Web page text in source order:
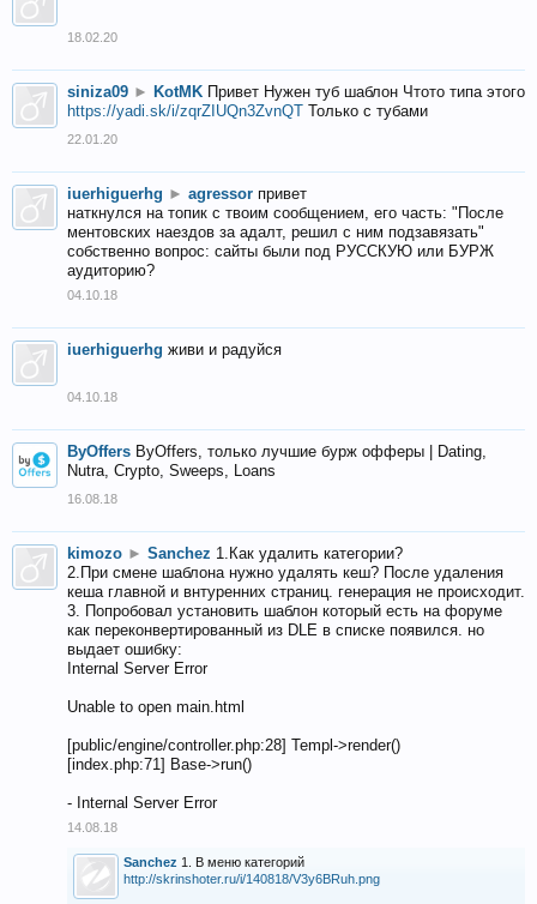
18.02.20
siniza09 ► KotMK Привет Нужен туб шаблон Чтото типа этого
https://yadi.sk/i/zqrZIUQn3ZvnQT Только с тубами
22.01.20
iuerhiguerhg ► agressor привет
наткнулся на топик с твоим сообщением, его часть: "После
ментовских наездов за адалт, решил с ним подзавязать"
собственно вопрос: сайты были под РУССКУЮ или БУРЖ
аудиторию?
04.10.18
iuerhiguerhg живи и радуйся
04.10.18
ByOffers ByOffers, только лучшие бурж офферы | Dating,
Nutra, Crypto, Sweeps, Loans
16.08.18
kimozo ► Sanchez 1.Как удалить категории?
2.При смене шаблона нужно удалять кеш? После удаления
кеша главной и внтуренних страниц. генерация не происходит.
3. Попробовал установить шаблон который есть на форуме
как переконвертированный из DLE в списке появился. но
выдает ошибку:
Internal Server Error
Unable to open main.html
[public/engine/controller.php:28] Templ->render()
[index.php:71] Base->run()
- Internal Server Error
14.08.18
Sanchez 1. В меню категорий
http://skrinshoter.ru/i/140818/V3y6BRuh.png